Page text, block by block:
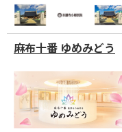
麻布十番 ゆめみどう